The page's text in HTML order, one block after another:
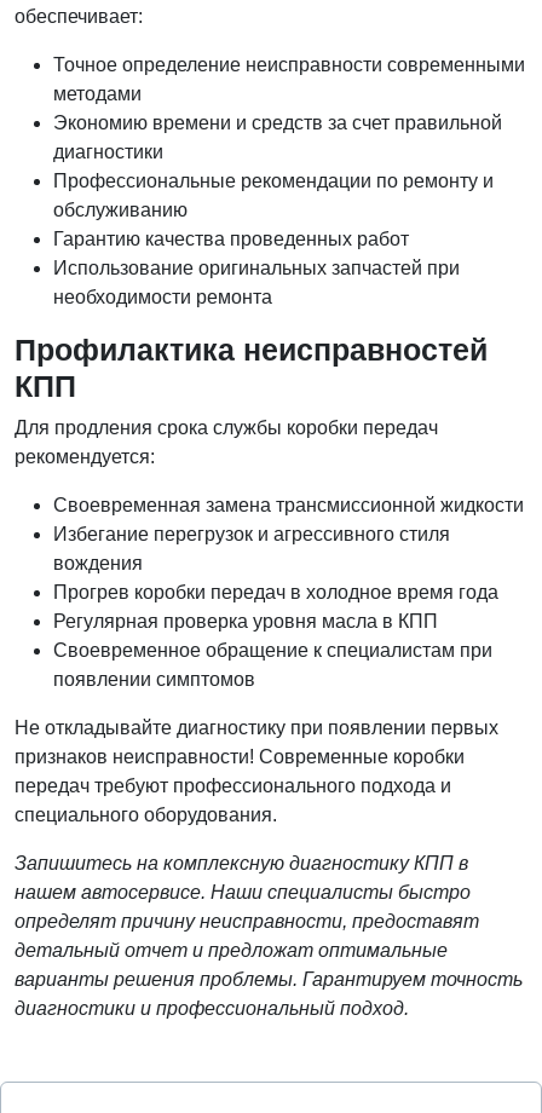
обеспечивает:
Точное определение неисправности современными
методами
Экономию времени и средств за счет правильной
диагностики
Профессиональные рекомендации по ремонту и
обслуживанию
Гарантию качества проведенных работ
Использование оригинальных запчастей при
необходимости ремонта
Профилактика неисправностей
КПП
Для продления срока службы коробки передач
рекомендуется:
Своевременная замена трансмиссионной жидкости
Избегание перегрузок и агрессивного стиля
вождения
Прогрев коробки передач в холодное время года
Регулярная проверка уровня масла в КПП
Своевременное обращение к специалистам при
появлении симптомов
Не откладывайте диагностику при появлении первых
признаков неисправности! Современные коробки
передач требуют профессионального подхода и
специального оборудования.
Запишитесь на комплексную диагностику КПП в
нашем автосервисе. Наши специалисты быстро
определят причину неисправности, предоставят
детальный отчет и предложат оптимальные
варианты решения проблемы. Гарантируем точность
диагностики и профессиональный подход.